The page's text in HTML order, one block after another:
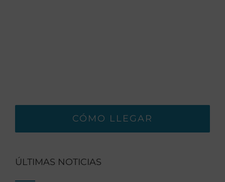
CÓMO LLEGAR
ÚLTIMAS NOTICIAS